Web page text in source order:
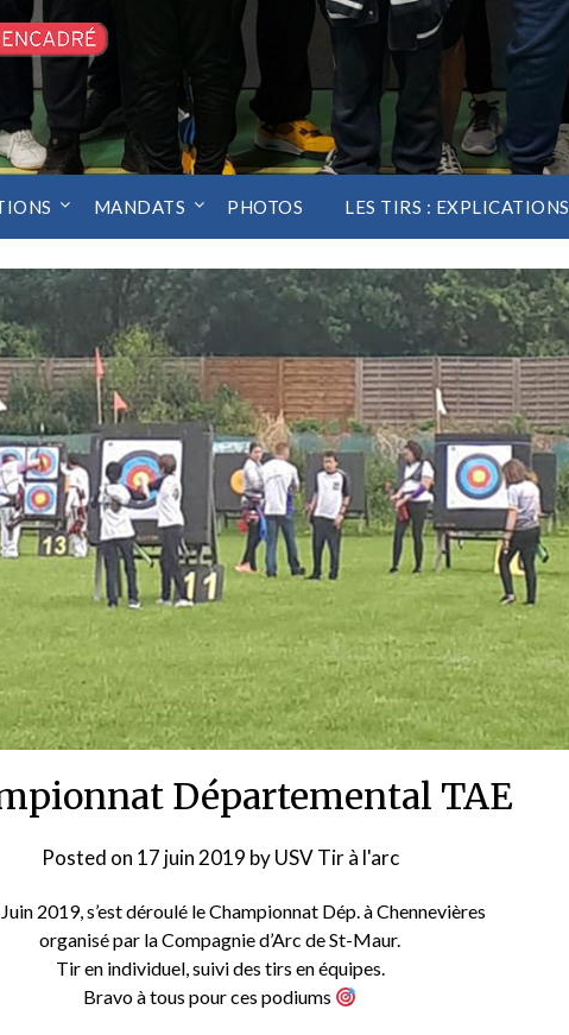
MANDATS PHOTOS LES TIRS : EXPLICATIONS
Départemental TAE
Posted on 17 juin 2019 byUSV Tir à l'arc
2019, s’est déroulé le Championnat Dép. à Chennevières
organisé par la Compagnie d’Arc de St-Maur.
Tir en individuel, suivi des tirs en équipes.
Bravo à tous pour ces podiums